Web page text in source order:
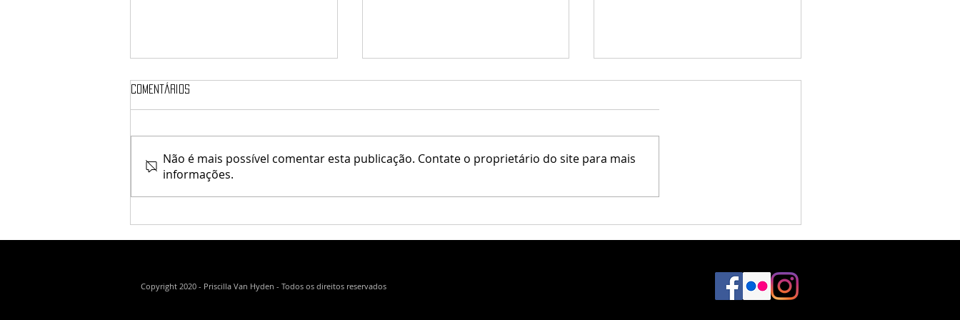
Una / The Bearded Guy Kaithleen's / Krescendo
elune / Verx
Comentários
Não é mais possível comentar esta publicação. Contate o proprietário do site para mais
informações.
Copyright 2020 - Priscilla Van Hyden - Todos os direitos reservados